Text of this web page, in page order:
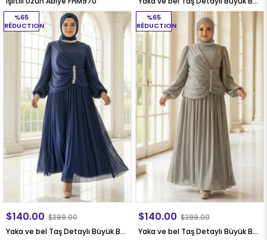
Yaka ve bel Taş Detaylı Büyük Beden Tesettür Abiye Elbise Lacivert FHM968
$140.00 $399.00
%65
RÉDUCTION
Yaka ve bel Taş Detaylı Büyük Beden Tesettür Abiye Elbise Haki FHM968
$140.00 $399.00
%65
RÉDUCTION